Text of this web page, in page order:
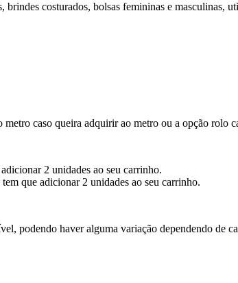
costurados, bolsas femininas e masculinas,
metro caso queira adquirir ao metro ou a opção rolo
2 unidades ao seu carrinho.
que adicionar 2 unidades ao seu carrinho.
podendo haver alguma variação dependendo de